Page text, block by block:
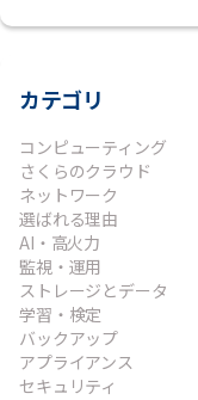
カテゴリ
コンピューティング
さくらのクラウド
ネットワーク
選ばれる理由
AI・高火力
監視・運用
ストレージとデータ
学習・検定
バックアップ
アプライアンス
セキュリティ